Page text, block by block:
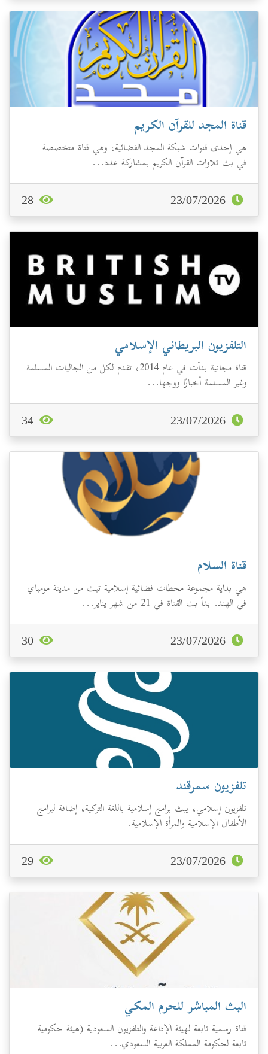
قناة المجد للقرآن الكريم
هي إحدى قنوات شبكة المجد الفضائية، وهي قناة متخصصة
في بث تلاوات القرآن الكريم بمشاركة عدد...
التلفزيون البريطاني الإسلامي
قناة مجانية بدأت في عام 2014، تقدم لكل من الجاليات المسلمة
وغير المسلمة أخبارًا ووجها...
قناة السلام
هي بداية مجموعة محطات فضائية إسلامية تبث من مدينة مومباي
في الهند. بدأ بث القناة في 21 من شهر يناير...
تلفزيون سمرقند
تلفزيون إسلامي، يبث برامج إسلامية باللغة التركية، إضافة لبرامج
الأطفال الإسلامية والمرأة الإسلامية.
البث المباشر للحرم المكي
قناة رسمية تابعة لهيئة الإذاعة والتلفزيون السعودية (هيئة حكومية
تابعة لحكومة المملكة العربية السعودي...